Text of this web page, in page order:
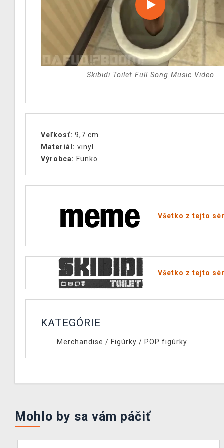
Skibidi Toilet Full Song Music Video
Veľkosť: 9,7 cm
Materiál: vinyl
Výrobca: Funko
Všetko z tejto
Všetko z tejto
KATEGÓRIE
Merchandise / Figúrky / POP figúrky
Mohlo by sa vám páčiť